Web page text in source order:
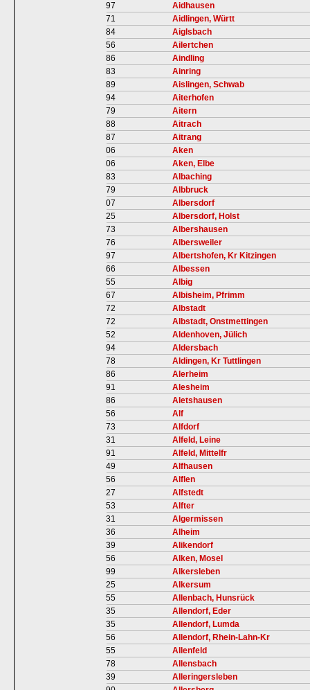
97
Aidhausen
71
Aidlingen, Württ
84
Aiglsbach
56
Ailertchen
86
Aindling
83
Ainring
89
Aislingen, Schwab
94
Aiterhofen
79
Aitern
88
Aitrach
87
Aitrang
06
Aken
06
Aken, Elbe
83
Albaching
79
Albbruck
07
Albersdorf
25
Albersdorf, Holst
73
Albershausen
76
Albersweiler
97
Albertshofen, Kr Kitzingen
66
Albessen
55
Albig
67
Albisheim, Pfrimm
72
Albstadt
72
Albstadt, Onstmettingen
52
Aldenhoven, Jülich
94
Aldersbach
78
Aldingen, Kr Tuttlingen
86
Alerheim
91
Alesheim
86
Aletshausen
56
Alf
73
Alfdorf
31
Alfeld, Leine
91
Alfeld, Mittelfr
49
Alfhausen
56
Alflen
27
Alfstedt
53
Alfter
31
Algermissen
36
Alheim
39
Alikendorf
56
Alken, Mosel
99
Alkersleben
25
Alkersum
55
Allenbach, Hunsrück
35
Allendorf, Eder
35
Allendorf, Lumda
56
Allendorf, Rhein-Lahn-Kr
55
Allenfeld
78
Allensbach
39
Alleringersleben